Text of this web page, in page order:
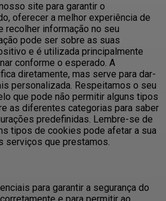
site para garantir o
oferecer a melhor experiência de
recolher informação no seu
pode ser sobre as suas
e é utilizada principalmente
conforme o esperado. A
diretamente, mas serve para dar-
personalizada. Respeitamos o seu
que pode não permitir alguns tipos
as diferentes categorias para saber
predefinidas. Lembre-se de
tipos de cookies pode afetar a sua
serviços que prestamos.
para garantir a segurança do